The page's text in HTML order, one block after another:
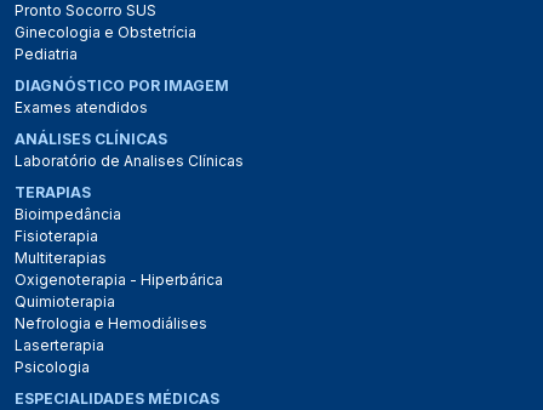
Pronto Socorro SUS
Ginecologia e Obstetrícia
Pediatria
DIAGNÓSTICO POR IMAGEM
Exames atendidos
ANÁLISES CLÍNICAS
Laboratório de Analises Clínicas
TERAPIAS
Bioimpedância
Fisioterapia
Multiterapias
Oxigenoterapia - Hiperbárica
Quimioterapia
Nefrologia e Hemodiálises
Laserterapia
Psicologia
ESPECIALIDADES MÉDICAS